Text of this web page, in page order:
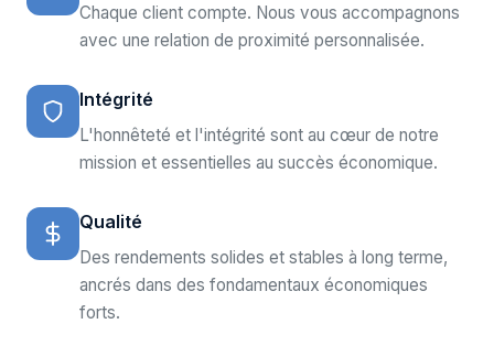
Chaque client compte. Nous vous accompagnons
avec une relation de proximité personnalisée.
Intégrité
L'honnêteté et l'intégrité sont au cœur de notre
mission et essentielles au succès économique.
Qualité
Des rendements solides et stables à long terme,
ancrés dans des fondamentaux économiques
forts.